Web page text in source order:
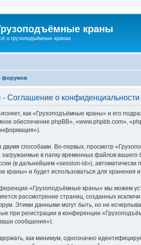
краны
о грузоподъёмных кранах
форумов
Соглашение о конфиденциальности
как «Грузоподъёмные краны» и его
обеспечение phpBB», «www.phpbb.com»,
способами. Во-первых, просмотр
в папку временных файлов
(в дальнейшем «session-id»),
краны» и будет использоваться для
«Грузоподъёмные краны» мы можем
рассмотрение страниц, созданных
Этими данными могут быть, но не
при регистрации в конференции
сообщения»).
как минимум, однозначно